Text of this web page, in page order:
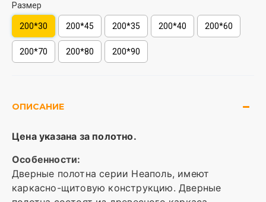
Размер
200*30 200*45 200*35 200*40 200*60
200*70 200*80 200*90
ОПИСАНИЕ
Цена указана за полотно.
Особенности:
Дверные полотна серии Неаполь, имеют
каркасно-щитовую конструкцию. Дверные